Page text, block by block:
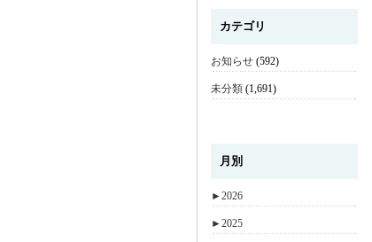
カテゴリ
お知らせ (592)
未分類 (1,691)
月別
►2026
►2025